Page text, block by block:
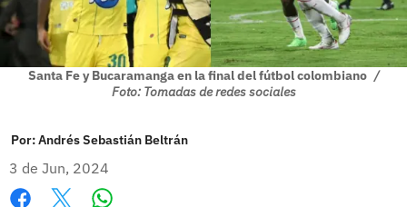
Santa Fe y Bucaramanga en la final del fútbol colombiano /
Foto: Tomadas de redes sociales
Por:Andrés Sebastián Beltrán
3 de Jun, 2024